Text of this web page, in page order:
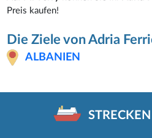
Preis kaufen!
Die Ziele von Adria
ALBANIEN